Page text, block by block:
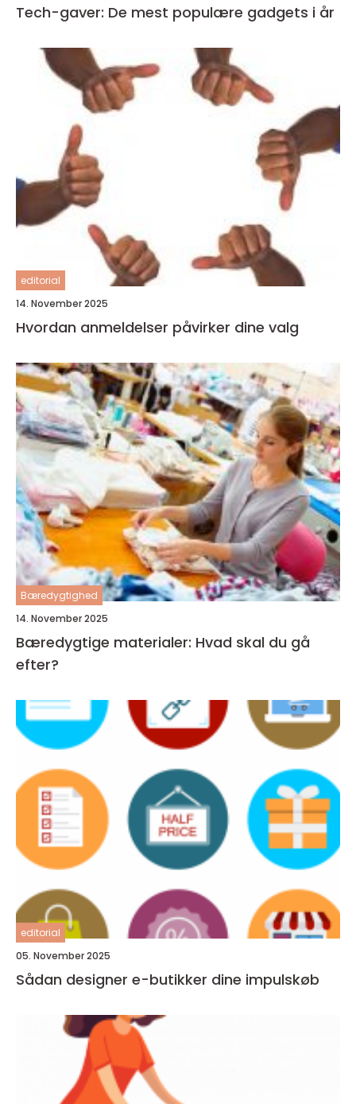
Tech-gaver: De mest populære gadgets i år
editorial
14. November 2025
Hvordan anmeldelser påvirker dine valg
Bæredygtighed
14. November 2025
Bæredygtige materialer: Hvad skal du gå
efter?
editorial
05. November 2025
Sådan designer e-butikker dine impulskøb